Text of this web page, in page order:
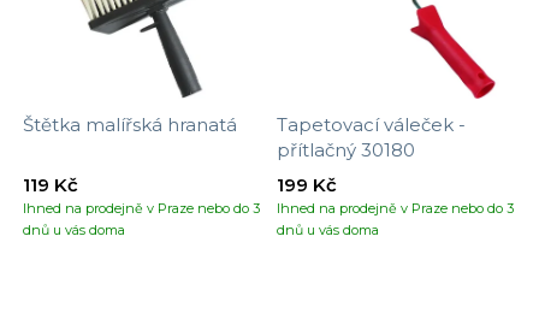
Štětka malířská hranatá
Ihned na prodejně v Praze nebo do 3
dnů u vás doma
119 Kč
Tapetovací váleček -
přítlačný 30180
Ihned na prodejně v Praze nebo do 3
dnů u vás doma
199 Kč